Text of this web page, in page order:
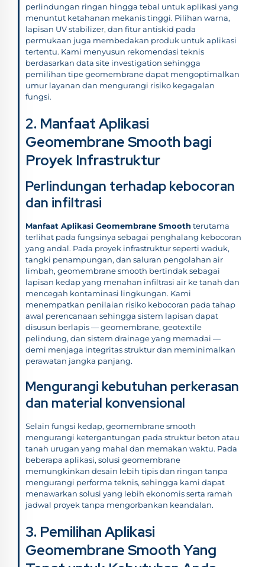
perlindungan ringan hingga tebal untuk aplikasi yang
menuntut ketahanan mekanis tinggi. Pilihan warna,
lapisan UV stabilizer, dan fitur antiskid pada
permukaan juga membedakan produk untuk aplikasi
tertentu. Kami menyusun rekomendasi teknis
berdasarkan data site investigation sehingga
pemilihan tipe geomembrane dapat mengoptimalkan
umur layanan dan mengurangi risiko kegagalan
fungsi.
2. Manfaat Aplikasi
Geomembrane Smooth bagi
Proyek Infrastruktur
Perlindungan terhadap kebocoran
dan infiltrasi
Manfaat Aplikasi Geomembrane Smoothterutama
terlihat pada fungsinya sebagai penghalang kebocoran
yang andal. Pada proyek infrastruktur seperti waduk,
tangki penampungan, dan saluran pengolahan air
limbah, geomembrane smooth bertindak sebagai
lapisan kedap yang menahan infiltrasi air ke tanah dan
mencegah kontaminasi lingkungan. Kami
menempatkan penilaian risiko kebocoran pada tahap
awal perencanaan sehingga sistem lapisan dapat
disusun berlapis — geomembrane, geotextile
pelindung, dan sistem drainage yang memadai —
demi menjaga integritas struktur dan meminimalkan
perawatan jangka panjang.
Mengurangi kebutuhan perkerasan
dan material konvensional
Selain fungsi kedap, geomembrane smooth
mengurangi ketergantungan pada struktur beton atau
tanah urugan yang mahal dan memakan waktu. Pada
beberapa aplikasi, solusi geomembrane
memungkinkan desain lebih tipis dan ringan tanpa
mengurangi performa teknis, sehingga kami dapat
menawarkan solusi yang lebih ekonomis serta ramah
jadwal proyek tanpa mengorbankan keandalan.
3. Pemilihan Aplikasi
Geomembrane Smooth Yang